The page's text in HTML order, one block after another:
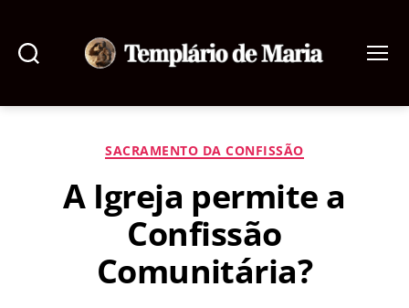
de
Categorias
SACRAMENTO DA CONFISSÃO
A Igreja permite a
Confissão
Comunitária?